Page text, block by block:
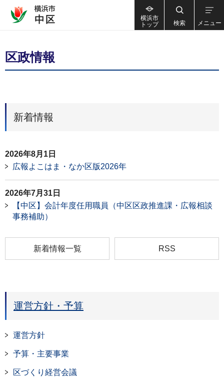
横浜市
トップ
検索 メニュー
区政情報
新着情報
2026年8月1日
広報よこはま・なか区版2026年
2026年7月31日
【中区】会計年度任用職員（中区区政推進課・広報相談
事務補助）
新着情報一覧 RSS
運営方針・予算
運営方針
予算・主要事業
区づくり経営会議